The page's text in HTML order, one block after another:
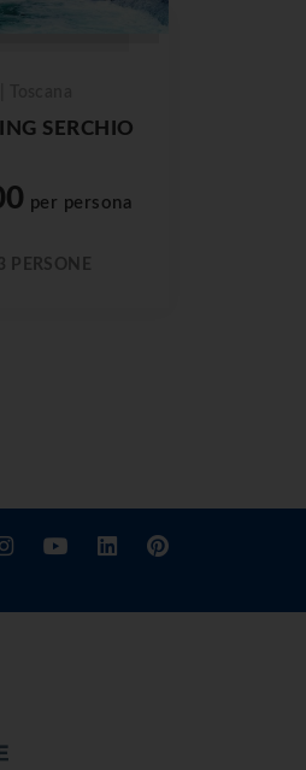
SERCHIO
per persona
PERSONE